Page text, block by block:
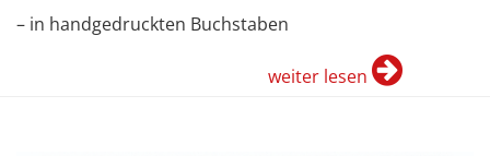
– in handgedruckten Buchstaben
weiter lesen